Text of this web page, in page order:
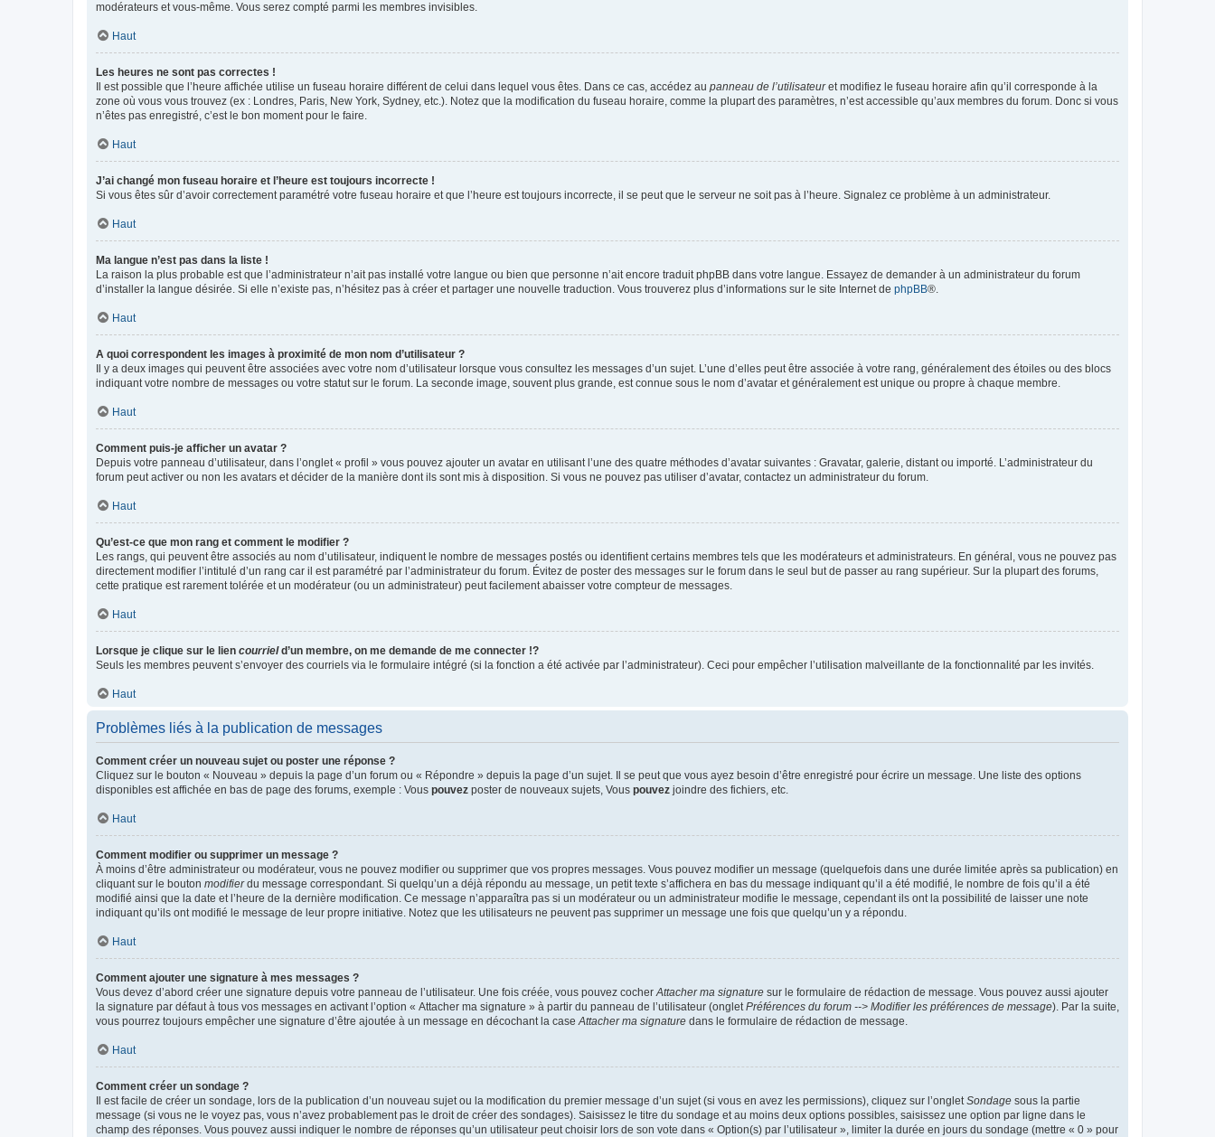
modérateurs et vous-même. Vous serez compté parmi les membres invisibles.
Haut
Les heures ne sont pas correctes !
Il est possible que l’heure affichée utilise un fuseau horaire différent de celui dans lequel vous êtes. Dans ce cas, accédez au panneau de l’utilisateuret modifiez le fuseau horaire afin qu’il corresponde à la
zone où vous vous trouvez (ex : Londres, Paris, New York, Sydney, etc.). Notez que la modification du fuseau horaire, comme la plupart des paramètres, n’est accessible qu’aux membres du forum. Donc si vous
n’êtes pas enregistré, c’est le bon moment pour le faire.
Haut
J’ai changé mon fuseau horaire et l’heure est toujours incorrecte !
Si vous êtes sûr d’avoir correctement paramétré votre fuseau horaire et que l’heure est toujours incorrecte, il se peut que le serveur ne soit pas à l’heure. Signalez ce problème à un administrateur.
Haut
Ma langue n’est pas dans la liste !
La raison la plus probable est que l’administrateur n’ait pas installé votre langue ou bien que personne n’ait encore traduit phpBB dans votre langue. Essayez de demander à un administrateur du forum
d’installer la langue désirée. Si elle n’existe pas, n’hésitez pas à créer et partager une nouvelle traduction. Vous trouverez plus d’informations sur le site Internet de phpBB®.
Haut
A quoi correspondent les images à proximité de mon nom d’utilisateur ?
Il y a deux images qui peuvent être associées avec votre nom d’utilisateur lorsque vous consultez les messages d’un sujet. L’une d’elles peut être associée à votre rang, généralement des étoiles ou des blocs
indiquant votre nombre de messages ou votre statut sur le forum. La seconde image, souvent plus grande, est connue sous le nom d’avatar et généralement est unique ou propre à chaque membre.
Haut
Comment puis-je afficher un avatar ?
Depuis votre panneau d’utilisateur, dans l’onglet « profil » vous pouvez ajouter un avatar en utilisant l’une des quatre méthodes d’avatar suivantes : Gravatar, galerie, distant ou importé. L’administrateur du
forum peut activer ou non les avatars et décider de la manière dont ils sont mis à disposition. Si vous ne pouvez pas utiliser d’avatar, contactez un administrateur du forum.
Haut
Qu’est-ce que mon rang et comment le modifier ?
Les rangs, qui peuvent être associés au nom d’utilisateur, indiquent le nombre de messages postés ou identifient certains membres tels que les modérateurs et administrateurs. En général, vous ne pouvez pas
directement modifier l’intitulé d’un rang car il est paramétré par l’administrateur du forum. Évitez de poster des messages sur le forum dans le seul but de passer au rang supérieur. Sur la plupart des forums,
cette pratique est rarement tolérée et un modérateur (ou un administrateur) peut facilement abaisser votre compteur de messages.
Haut
Lorsque je clique sur le lien courrield’un membre, on me demande de me connecter !?
Seuls les membres peuvent s’envoyer des courriels via le formulaire intégré (si la fonction a été activée par l’administrateur). Ceci pour empêcher l’utilisation malveillante de la fonctionnalité par les invités.
Haut
Problèmes liés à la publication de messages
Comment créer un nouveau sujet ou poster une réponse ?
Cliquez sur le bouton « Nouveau » depuis la page d’un forum ou « Répondre » depuis la page d’un sujet. Il se peut que vous ayez besoin d’être enregistré pour écrire un message. Une liste des options
disponibles est affichée en bas de page des forums, exemple : Vous pouvez poster de nouveaux sujets, Vous pouvez joindre des fichiers, etc.
Haut
Comment modifier ou supprimer un message ?
À moins d’être administrateur ou modérateur, vous ne pouvez modifier ou supprimer que vos propres messages. Vous pouvez modifier un message (quelquefois dans une durée limitée après sa publication) en
cliquant sur le bouton modifierdu message correspondant. Si quelqu’un a déjà répondu au message, un petit texte s’affichera en bas du message indiquant qu’il a été modifié, le nombre de fois qu’il a été
modifié ainsi que la date et l’heure de la dernière modification. Ce message n’apparaîtra pas si un modérateur ou un administrateur modifie le message, cependant ils ont la possibilité de laisser une note
indiquant qu’ils ont modifié le message de leur propre initiative. Notez que les utilisateurs ne peuvent pas supprimer un message une fois que quelqu’un y a répondu.
Haut
Comment ajouter une signature à mes messages ?
Vous devez d’abord créer une signature depuis votre panneau de l’utilisateur. Une fois créée, vous pouvez cocherAttacher ma signature sur le formulaire de rédaction de message. Vous pouvez aussi ajouter
la signature par défaut à tous vos messages en activant l’option « Attacher ma signature » à partir du panneau de l’utilisateur (ongletPréférences du forum --> Modifier les préférences de message). Par la suite,
vous pourrez toujours empêcher une signature d’être ajoutée à un message en décochant la caseAttacher ma signature dans le formulaire de rédaction de message.
Haut
Comment créer un sondage ?
Il est facile de créer un sondage, lors de la publication d’un nouveau sujet ou la modification du premier message d’un sujet (si vous en avez les permissions), cliquez sur l’ongletSondage sous la partie
message (si vous ne le voyez pas, vous n’avez probablement pas le droit de créer des sondages). Saisissez le titre du sondage et au moins deux options possibles, saisissez une option par ligne dans le
champ des réponses. Vous pouvez aussi indiquer le nombre de réponses qu’un utilisateur peut choisir lors de son vote dans « Option(s) par l’utilisateur », limiter la durée en jours du sondage (mettre « 0 » pour